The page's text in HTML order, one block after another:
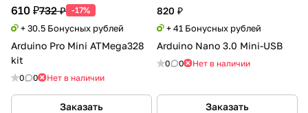
610 ₽732 ₽ -17%
+ 30.5 Бонусных рублей
Arduino Pro Mini ATMega328
kit
0 0 Нет в наличии
Заказать
820 ₽
+ 41 Бонусных рублей
Arduino Nano 3.0 Mini-USB
0 0 Нет в наличии
Заказать